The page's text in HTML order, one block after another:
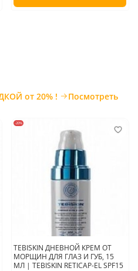
ТОВАРЫ ПО АКЦИИ СО СКИДКОЙ от 20% !
Посмотреть
-20%
TEBISKIN ДНЕВНОЙ КРЕМ ОТ
МОРЩИН ДЛЯ ГЛАЗ И ГУБ, 15
МЛ | TEBISKIN RETICAP-EL SPF15